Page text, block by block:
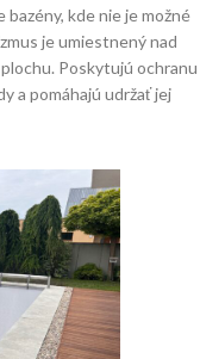
kde nie je možné
je umiestnený nad
Poskytujú ochranu
a pomáhajú udržať jej